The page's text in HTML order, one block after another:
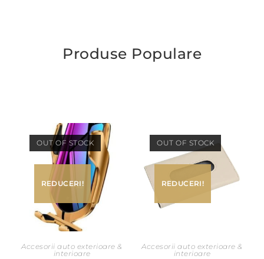
Produse Populare
OUT OF STOCK
REDUCERI!
Accesorii auto exterioare &
interioare
OUT OF STOCK
REDUCERI!
Accesorii auto exterioare &
interioare